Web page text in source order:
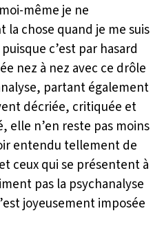
même je ne
la chose quand je me suis
c’est par hasard
nez à nez avec ce drôle
partant également
décriée, critiquée et
elle n’en reste pas moins
entendu tellement de
ceux qui se présentent à
pas la psychanalyse
joyeusement imposée